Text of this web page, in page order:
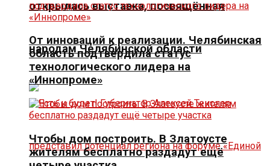
открылась выставка, посвящённая
народам Челябинской области
От инноваций к реализации. Челябинская
область подтвердила статус
технологического лидера на
«Иннопроме»
Чтобы дом построить. В Златоусте
жителям бесплатно раздадут ещё